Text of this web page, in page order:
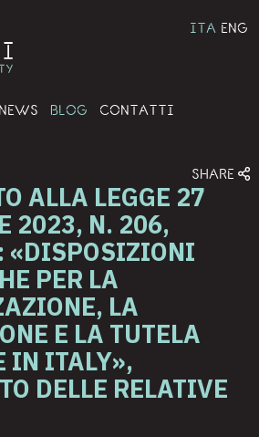
ITA ENG
NEWS BLOG CONTATTI
SHARE
ALLA LEGGE 27
2023, N. 206,
«DISPOSIZIONI
PER LA
LA
E LA TUTELA
IN ITALY»,
DELLE RELATIVE